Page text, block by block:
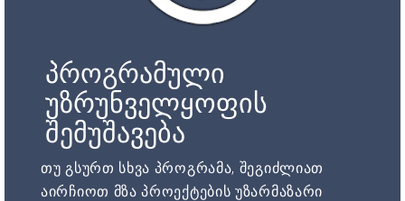
პროგრამული
უზრუნველყოფის
შემუშავება
თუ გსურთ სხვა პროგრამა, შეგიძლიათ
აირჩიოთ მზა პროექტების უზარმაზარი